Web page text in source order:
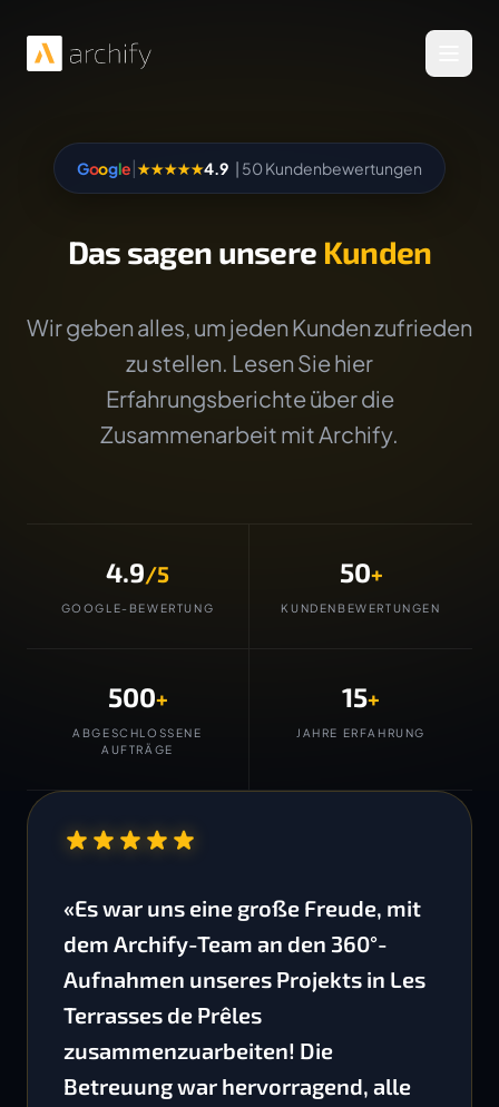
Google|★★★★★4.9 | 50 Kundenbewertungen
Das sagen unsere Kunden
Wir geben alles, um jeden Kunden zufrieden
zu stellen. Lesen Sie hier
Erfahrungsberichte über die
Zusammenarbeit mit Archify.
4.9/5
GOOGLE-BEWERTUNG
50+
KUNDENBEWERTUNGEN
500+
ABGESCHLOSSENE
AUFTRÄGE
15+
JAHRE ERFAHRUNG
«Es war uns eine große Freude, mit
dem Archify-Team an den 360°-
Aufnahmen unseres Projekts in Les
Terrasses de Prêles
zusammenzuarbeiten! Die
Betreuung war hervorragend, alle